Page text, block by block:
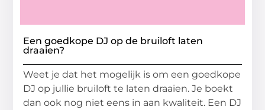
Een goedkope DJ op de bruiloft laten
draaien?
Weet je dat het mogelijk is om een goedkope
DJ op jullie bruiloft te laten draaien. Je boekt
dan ook nog niet eens in aan kwaliteit. Een DJ